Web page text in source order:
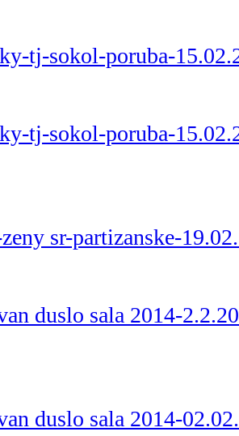
tj-sokol-poruba-
tj-sokol-poruba-
sr-partizanske-
duslo sala 2014-
duslo sala 2014-